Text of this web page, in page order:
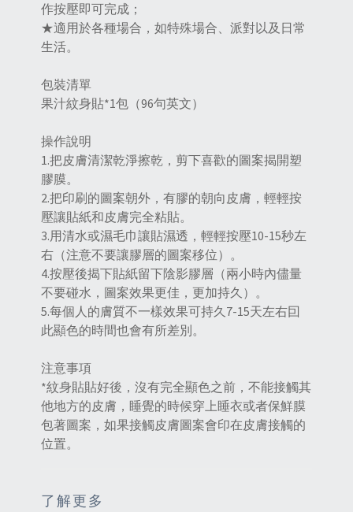
作按壓即可完成；
★適用於各種場合，如特殊場合、派對以及日常
生活‌。
包裝清單
果汁紋身貼*1包（96句英文）
操作說明
1.把皮膚清潔乾淨擦乾，剪下喜歡的圖案揭開塑
膠膜。
2.把印刷的圖案朝外，有膠的朝向皮膚，輕輕按
壓讓貼紙和皮膚完全粘貼。
3.用清水或濕毛巾讓貼濕透，輕輕按壓10-15秒左
右（注意不要讓膠層的圖案移位）。
4.按壓後揭下貼紙留下陰影膠層（兩小時內儘量
不要碰水，圖案效果更佳，更加持久）。
5.每個人的膚質不一樣效果可持久7-15天左右囙
此顯色的時間也會有所差別。
注意事項
*紋身貼貼好後，沒有完全顯色之前，不能接觸其
他地方的皮膚，睡覺的時候穿上睡衣或者保鮮膜
包著圖案，如果接觸皮膚圖案會印在皮膚接觸的
位置。
了解更多